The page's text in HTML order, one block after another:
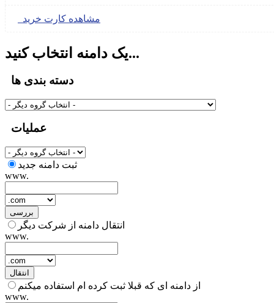
مشاهده کارت خرید
یک دامنه انتخاب کنید...
دسته بندی ها
عملیات
ثبت دامنه جدید
www.
بررسی
انتقال دامنه از شرکت دیگر
www.
انتقال
از دامنه ای که قبلا ثبت کرده ام استفاده میکنم
www.